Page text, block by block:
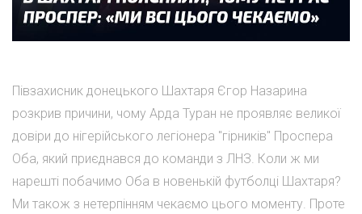
Півзахисник донецького Шахтаря Єгор Назарина
розкрив причини, чому Арда Туран не проявляє великої
довіри до нігерійського легіонера "гірників" Проспера
Оба, який приєднався до команди з ЛНЗ. Коли ж ми
нарешті побачимо Оба в новенькій футболці Шахтаря?
Ми також з нетерпінням чекаємо цього моменту. Проте